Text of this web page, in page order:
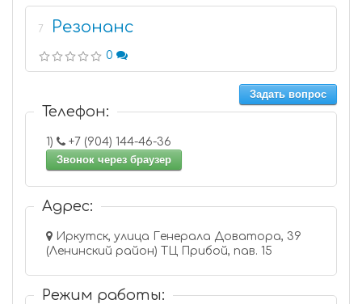
7 Резонанс
0
Задать вопрос
Телефон:
1)
+7 (904) 144-46-36
Звонок через браузер
Адрес:
Иркутск, улица Генерала Доватора, 39
(Ленинский район) ТЦ Прибой, пав. 15
Режим работы: